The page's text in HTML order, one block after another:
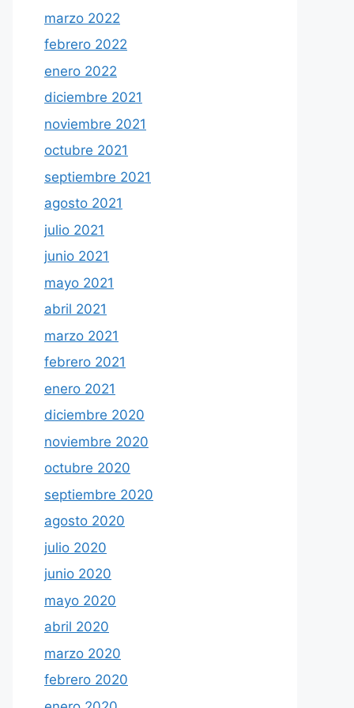
marzo 2022
febrero 2022
enero 2022
diciembre 2021
noviembre 2021
octubre 2021
septiembre 2021
agosto 2021
julio 2021
junio 2021
mayo 2021
abril 2021
marzo 2021
febrero 2021
enero 2021
diciembre 2020
noviembre 2020
octubre 2020
septiembre 2020
agosto 2020
julio 2020
junio 2020
mayo 2020
abril 2020
marzo 2020
febrero 2020